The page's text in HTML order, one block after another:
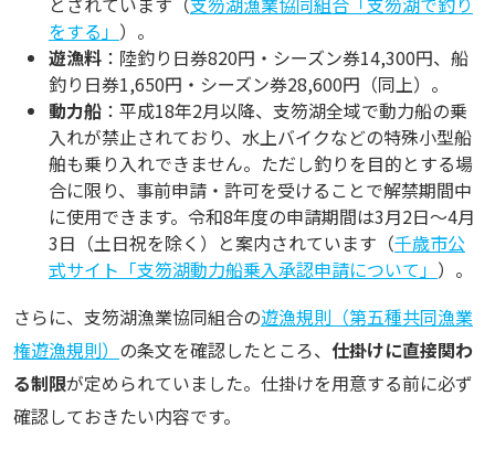
をする」 ）。
遊漁料 ：陸釣り日券820円・シーズン券14,300円、船
釣り日券1,650円・シーズン券28,600円（同上）。
動力船 ：平成18年2月以降、支笏湖全域で動力船の乗
入れが禁止されており、水上バイクなどの特殊小型船
舶も乗り入れできません。ただし釣りを目的とする場
合に限り、事前申請・許可を受けることで解禁期間中
に使用できます。令和8年度の申請期間は3月2日〜4月
3日（土日祝を除く）と案内されています（千歳市公
式サイト「支笏湖動力船乗入承認申請について」 ）。
さらに、支笏湖漁業協同組合の遊漁規則（第五種共同漁業
権遊漁規則） の条文を確認したところ、 仕掛けに直接関わ
る制限が定められていました。仕掛けを用意する前に必ず
確認しておきたい内容です。